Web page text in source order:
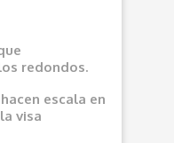
redondos.
escala en
visa